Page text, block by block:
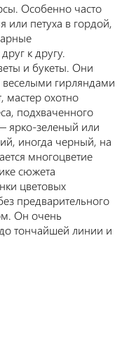
Особенно часто
или петуха в гордой,
к другу.
и букеты. Они
гирляндами
мастер охотно
подхваченного
зеленый или
иногда черный, на
многоцветие
сюжета
цветовых
предварительного
Он очень
тончайшей линии и